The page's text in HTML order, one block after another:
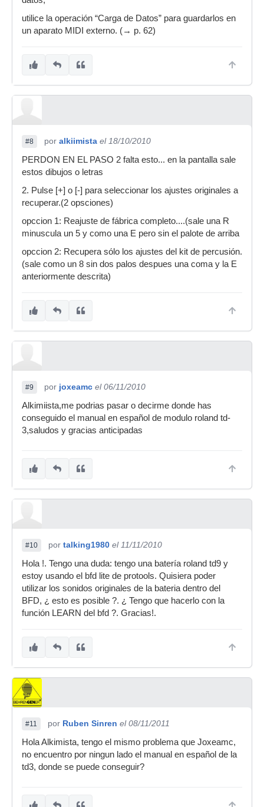
utilice la operación “Carga de Datos” para guardarlos en
un aparato MIDI externo. (→ p. 62)
#8 por alkiimista el 18/10/2010
PERDON EN EL PASO 2 falta esto... en la pantalla sale
estos dibujos o letras
2. Pulse [+] o [-] para seleccionar los ajustes originales a
recuperar.(2 opsciones)
opccion 1: Reajuste de fábrica completo....(sale una R
minuscula un 5 y como una E pero sin el palote de arriba
opccion 2: Recupera sólo los ajustes del kit de percusión.
(sale como un 8 sin dos palos despues una coma y la E
anteriormente descrita)
#9 por joxeamc el 06/11/2010
Alkimiista,me podrias pasar o decirme donde has
conseguido el manual en español de modulo roland td-
3,saludos y gracias anticipadas
#10 por talking1980 el 11/11/2010
Hola !. Tengo una duda: tengo una batería roland td9 y
estoy usando el bfd lite de protools. Quisiera poder
utilizar los sonidos originales de la bateria dentro del
BFD, ¿ esto es posible ?. ¿ Tengo que hacerlo con la
función LEARN del bfd ?. Gracias!.
#11 por Ruben Sinren el 08/11/2011
Hola Alkimista, tengo el mismo problema que Joxeamc,
no encuentro por ningun lado el manual en español de la
td3, donde se puede conseguir?